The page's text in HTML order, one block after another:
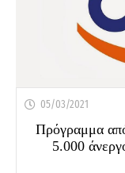
05/03/2021
Πρόγραμμα
5.000